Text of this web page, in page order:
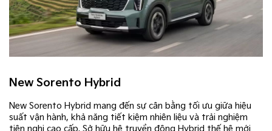
New Sorento Hybrid
New Sorento Hybrid mang đến sự cân bằng tối ưu giữa hiệu
suất vận hành, khả năng tiết kiệm nhiên liệu và trải nghiệm